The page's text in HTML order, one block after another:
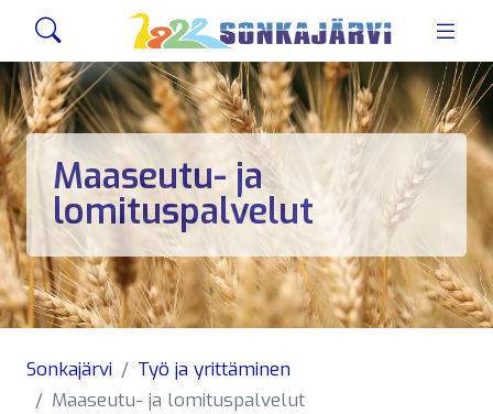
Siirry sivusisältöön
Maaseutu- ja
lomituspalvelut
Sonkajärvi
Työ ja yrittäminen
Maaseutu- ja lomituspalvelut